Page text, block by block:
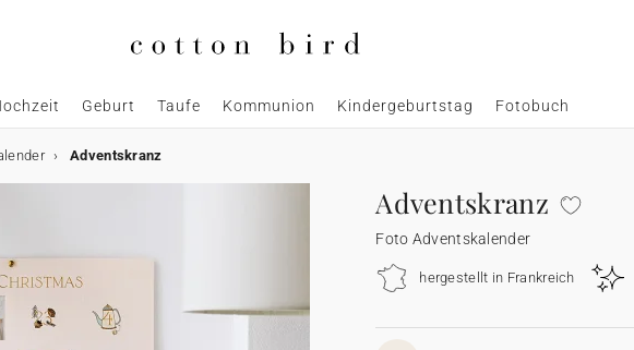
Geburt Taufe Kommunion Kindergeburtstag Fotobuch
Adventskranz
Adventskranz
Foto Adventskalender
hergestellt in Frankreich